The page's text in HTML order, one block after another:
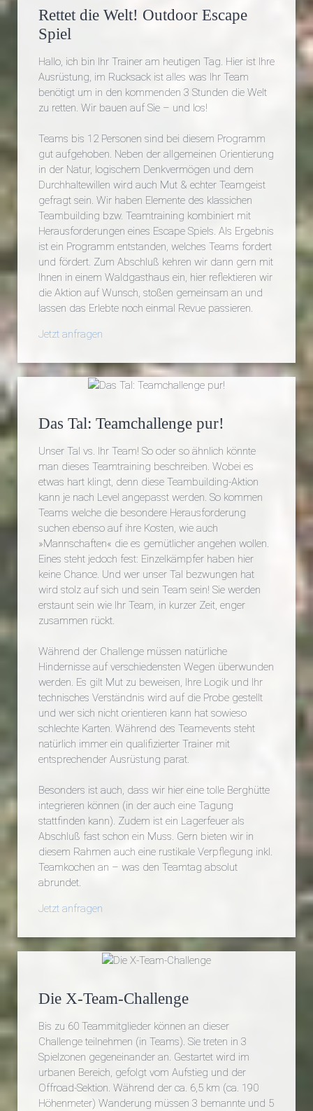
Rettet die Welt! Outdoor Escape
Spiel
Hallo, ich bin Ihr Trainer am heutigen Tag. Hier ist Ihre
Ausrüstung, im Rucksack ist alles was Ihr Team
benötigt um in den kommenden 3 Stunden die Welt
zu retten. Wir bauen auf Sie – und los!
Teams bis 12 Personen sind bei diesem Programm
gut aufgehoben. Neben der allgemeinen Orientierung
in der Natur, logischem Denkvermögen und dem
Durchhaltewillen wird auch Mut & echter Teamgeist
gefragt sein. Wir haben Elemente des klassichen
Teambuilding bzw. Teamtraining kombiniert mit
Herausforderungen eines Escape Spiels. Als Ergebnis
ist ein Programm entstanden, welches Teams fordert
und fördert. Zum Abschluß kehren wir dann gern mit
Ihnen in einem Waldgasthaus ein, hier reflektieren wir
die Aktion auf Wunsch, stoßen gemeinsam an und
lassen das Erlebte noch einmal Revue passieren.
Jetzt anfragen
Das Tal: Teamchallenge pur!
Unser Tal vs. Ihr Team! So oder so ähnlich könnte
man dieses Teamtraining beschreiben. Wobei es
etwas hart klingt, denn diese Teambuilding-Aktion
kann je nach Level angepasst werden. So kommen
Teams welche die besondere Herausforderung
suchen ebenso auf ihre Kosten, wie auch
»Mannschaften« die es gemütlicher angehen wollen.
Eines steht jedoch fest: Einzelkämpfer haben hier
keine Chance. Und wer unser Tal bezwungen hat
wird stolz auf sich und sein Team sein! Sie werden
erstaunt sein wie Ihr Team, in kurzer Zeit, enger
zusammen rückt.
Während der Challenge müssen natürliche
Hindernisse auf verschiedensten Wegen überwunden
werden. Es gilt Mut zu beweisen, Ihre Logik und Ihr
technisches Verständnis wird auf die Probe gestellt
und wer sich nicht orientieren kann hat sowieso
schlechte Karten. Während des Teamevents steht
natürlich immer ein qualifizierter Trainer mit
entsprechender Ausrüstung parat.
Besonders ist auch, dass wir hier eine tolle Berghütte
integrieren können (in der auch eine Tagung
stattfinden kann). Zudem ist ein Lagerfeuer als
Abschluß fast schon ein Muss. Gern bieten wir in
diesem Rahmen auch eine rustikale Verpflegung inkl.
Teamkochen an – was den Teamtag absolut
abrundet.
Jetzt anfragen
Die X-Team-Challenge
Bis zu 60 Teammitglieder können an dieser
Challenge teilnehmen (in Teams). Sie treten in 3
Spielzonen gegeneinander an. Gestartet wird im
urbanen Bereich, gefolgt vom Aufstieg und der
Offroad-Sektion. Während der ca. 6,5 km (ca. 190
Höhenmeter) Wanderung müssen 3 bemannte und 5